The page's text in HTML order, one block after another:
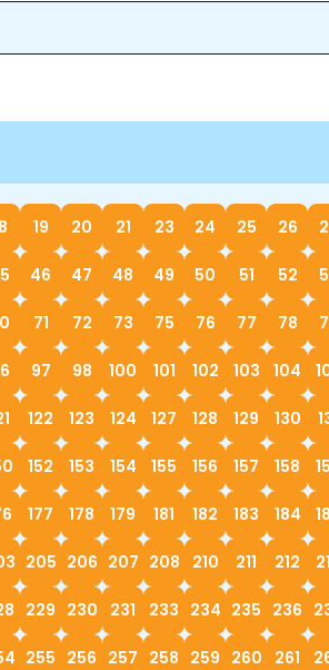
19 20 21 23 24 25 26
46 47 48 49 50 51 52
71 72 73 75 76 77 78
97 98 100 101 102 103 104
122 123 124 127 128 129 130
152 153 154 155 156 157 158
177 178 179 181 182 183 184
205 206 207 208 210 211 212
229 230 231 233 234 235 236
255 256 257 258 259 260 261